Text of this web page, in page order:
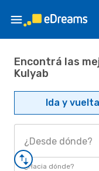
Encontrá las
Kulyab
Ida y vuelta
¿Desde dónde?
¿Hacia dónde?